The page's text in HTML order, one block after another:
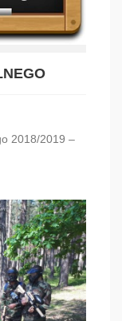
2018/2019 –